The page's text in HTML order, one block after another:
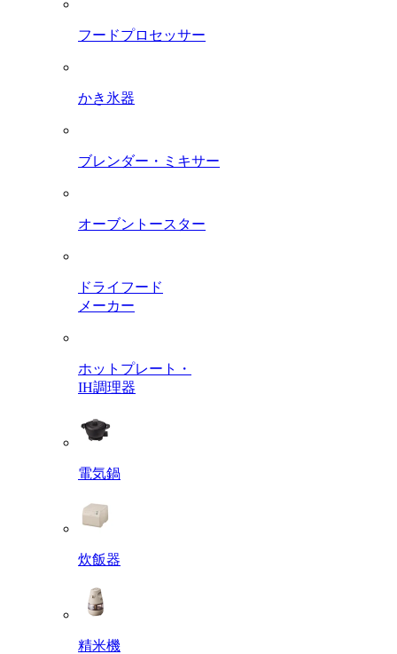
フードプロセッサー
かき氷器
ブレンダー・ミキサー
オーブントースター
ドライフード
メーカー
ホットプレート・
IH調理器
電気鍋
炊飯器
精米機